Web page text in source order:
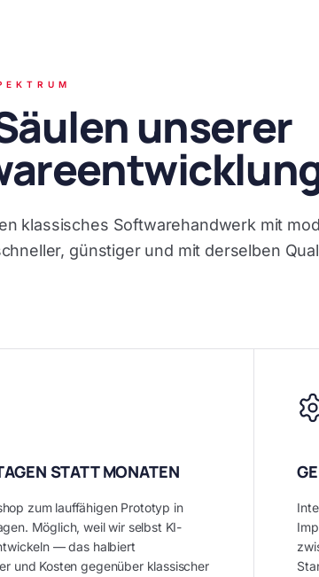
unserer
klassisches Softwarehandwerk mit
günstiger und mit derselben
STATT MONATEN
zum lauffähigen Prototyp in
Möglich, weil wir selbst KI-
— das halbiert
und Kosten gegenüber klassischer